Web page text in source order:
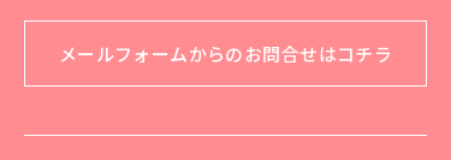
メールフォームからのお問合せはコチラ